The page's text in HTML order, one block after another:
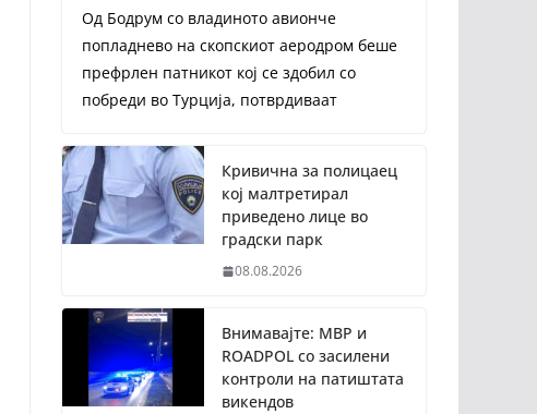
Од Бодрум со владиното авионче
попладнево на скопскиот аеродром беше
префрлен патникот кој се здобил со
побреди во Турција, потврдиваат
Кривична за полицаец
кој малтретирал
приведено лице во
градски парк
08.08.2026
Внимавајте: МВР и
ROADPOL со засилени
контроли на патиштата
викендов